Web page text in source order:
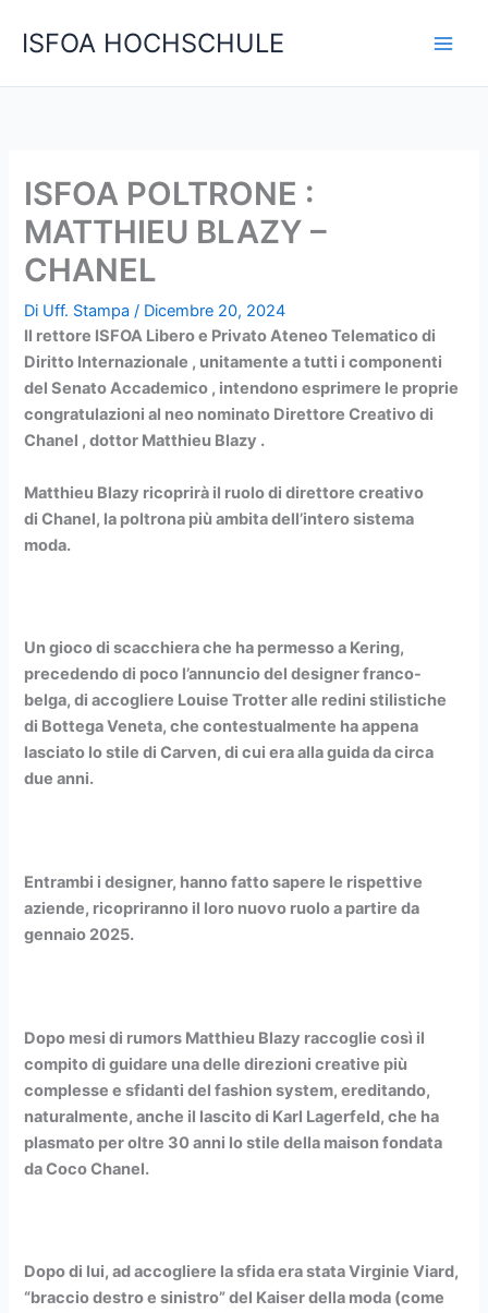
ISFOA HOCHSCHULE
ISFOA POLTRONE :
MATTHIEU BLAZY –
CHANEL
Di Uff. Stampa/ Dicembre 20, 2024
Il rettore ISFOA Libero e Privato Ateneo Telematico di
Diritto Internazionale , unitamente a tutti i componenti
del Senato Accademico , intendono esprimere le proprie
congratulazioni al neo nominato Direttore Creativo di
Chanel , dottor Matthieu Blazy .
Matthieu Blazy ricoprirà il ruolo di direttore creativo
di Chanel, la poltrona più ambita dell’intero sistema
moda.
Un gioco di scacchiera che ha permesso a Kering,
precedendo di poco l’annuncio del designer franco-
belga, di accogliere Louise Trotter alle redini stilistiche
di Bottega Veneta, che contestualmente ha appena
lasciato lo stile di Carven, di cui era alla guida da circa
due anni.
Entrambi i designer, hanno fatto sapere le rispettive
aziende, ricopriranno il loro nuovo ruolo a partire da
gennaio 2025.
Dopo mesi di rumors Matthieu Blazy raccoglie così il
compito di guidare una delle direzioni creative più
complesse e sfidanti del fashion system, ereditando,
naturalmente, anche il lascito di Karl Lagerfeld, che ha
plasmato per oltre 30 anni lo stile della maison fondata
da Coco Chanel.
Dopo di lui, ad accogliere la sfida era stata Virginie Viard,
“braccio destro e sinistro” del Kaiser della moda (come
e